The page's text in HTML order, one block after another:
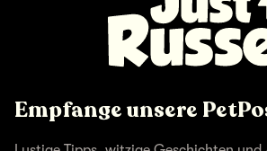
Empfange unsere